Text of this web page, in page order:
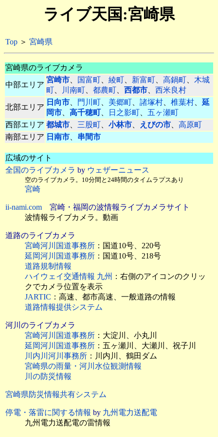
ライブ天国:宮崎県
Top ＞ 宮崎県
宮崎県のライブカメラ
中部エリア
宮崎市、 国富町、 綾町、 新富町、 高鍋町、 木城
町、 川南町、 都農町、 西都市、 西米良村
北部エリア
日向市、 門川町、 美郷町、 諸塚村、 椎葉村、 延
岡市、 高千穂町、 日之影町、 五ヶ瀬町
西部エリア 都城市、 三股町、 小林市、 えびの市、 高原町
南部エリア 日南市、 串間市
広域のサイト
全国のライブカメラ by ウェザーニュース
空のライブカメラ。10分間と24時間のタイムラプスあり
宮崎
ii-nami.com 宮崎・福岡の波情報ライブカメラサイト
波情報ライブカメラ。動画
道路のライブカメラ
宮崎河川国道事務所 ：国道10号、220号
延岡河川国道事務所 ：国道10号、218号
道路規制情報
ハイウェイ交通情報 九州 ：右側のアイコンのクリッ
クでカメラ位置を表示
JARTIC ：高速、都市高速、一般道路の情報
道路情報提供システム
河川のライブカメラ
宮崎河川国道事務所 ：大淀川、小丸川
延岡河川国道事務所 ：五ヶ瀬川、大瀬川、祝子川
川内川河川事務所 ：川内川、鶴田ダム
宮崎県の雨量・河川水位観測情報
川の防災情報
宮崎県防災情報共有システム
停電・落雷に関する情報 by 九州電力送配電
九州電力送配電の雷情報